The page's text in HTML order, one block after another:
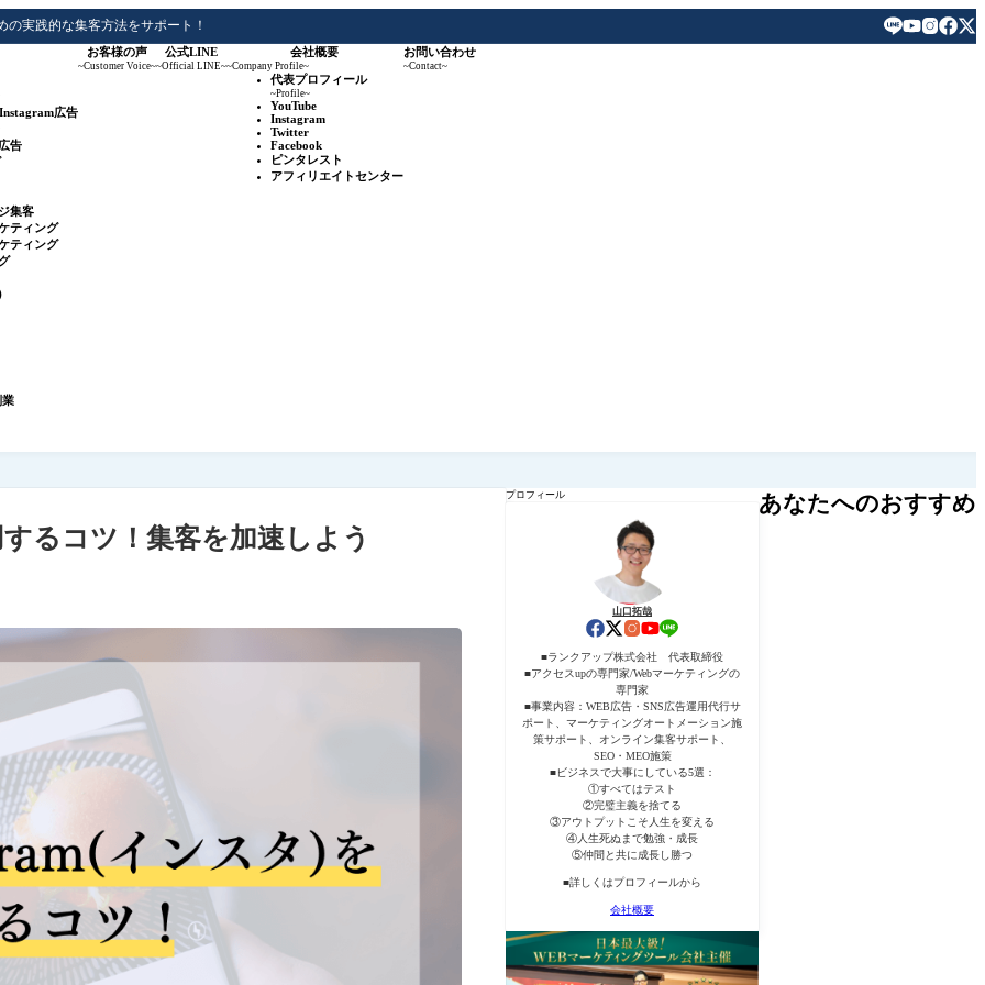
実践的な集客方法をサポート！
広告
告
集客
ティング
ティング
お客様の声
~Customer Voice~
公式LINE
~Official LINE~
会社概要
~Company Profile~
代表プロフィール
~Profile~
YouTube
Instagram
Twitter
Facebook
ピンタレスト
アフィリエイトセンター
お問い合わせ
~Contact~
るコツ！集客を加速しよう
プロフィール
山口拓哉
■ランクアップ株式会社 代表取締役
■アクセスupの専門家/Webマーケティングの
専門家
■事業内容：WEB広告・SNS広告運用代行サ
ポート、マーケティングオートメーション施
策サポート、オンライン集客サポート、
SEO・MEO施策
■ビジネスで大事にしている5選：
①すべてはテスト
②完璧主義を捨てる
③アウトプットこそ人生を変える
④人生死ぬまで勉強・成長
⑤仲間と共に成長し勝つ
■詳しくはプロフィールから
会社概要
あなたへのおすすめ